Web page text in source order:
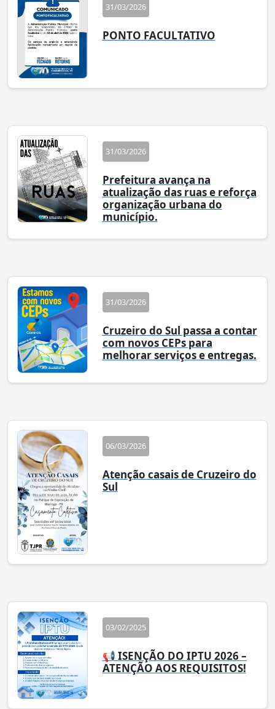
31/03/2026
PONTO FACULTATIVO
31/03/2026
Prefeitura avança na
atualização das ruas e reforça
organização urbana do
município.
31/03/2026
Cruzeiro do Sul passa a contar
com novos CEPs para
melhorar serviços e entregas.
06/03/2026
Atenção casais de Cruzeiro do
Sul
03/02/2025
📢 ISENÇÃO DO IPTU 2026 –
ATENÇÃO AOS REQUISITOS!